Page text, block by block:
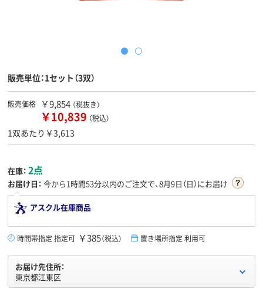
販売単位：1セット（3双）
販売価格 ￥9,854 （税抜き）
￥10,839 （税込）
1双あたり￥3,613
在庫： 2点
お届け日： 今から1時間53分以内のご注文で、8月9日（日）にお届け
アスクル在庫商品
時間帯指定 指定可 ￥385（税込） 置き場所指定 利用可
お届け先住所：
東京都江東区